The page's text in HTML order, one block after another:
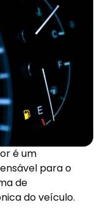
é um
para o
de
do veículo.